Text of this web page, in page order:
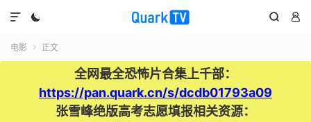
  

电影  正文
全网最全恐怖片合集上千部：
https://pan.quark.cn/s/dcdb01793a09
张雪峰绝版高考志愿填报相关资源：